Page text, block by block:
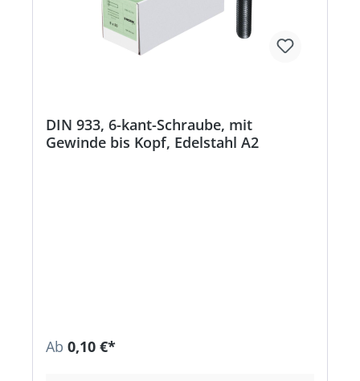
DIN 933, 6-kant-Schraube, mit
Gewinde bis Kopf, Edelstahl A2
Ab 0,10 €*